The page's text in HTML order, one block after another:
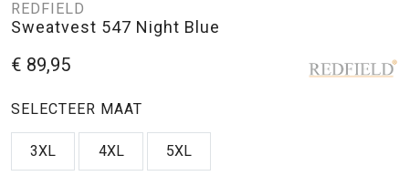
REDFIELD
Sweatvest 547 Night Blue
€ 89,95
SELECTEER MAAT
3XL 4XL 5XL